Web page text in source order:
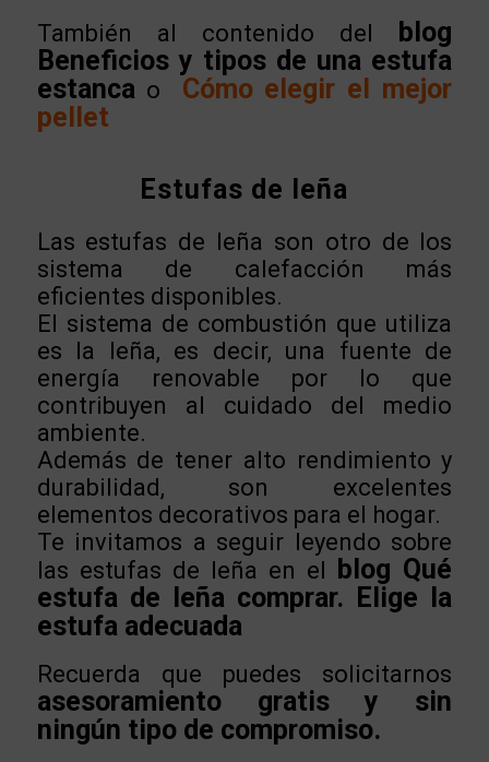
También al contenido del blog
Beneficios y tipos de una estufa
estanca o Cómo elegir el mejor
pellet
Estufas de leña
Las estufas de leña son otro de los
sistema de calefacción más
eficientes disponibles.
El sistema de combustión que utiliza
es la leña, es decir, una fuente de
energía renovable por lo que
contribuyen al cuidado del medio
ambiente.
Además de tener alto rendimiento y
durabilidad, son excelentes
elementos decorativos para el hogar.
Te invitamos a seguir leyendo sobre
las estufas de leña en el
blog Qué
estufa de leña comprar. Elige la
estufa adecuada
Recuerda que puedes solicitarnos
asesoramiento gratis y sin
ningún tipo de compromiso.